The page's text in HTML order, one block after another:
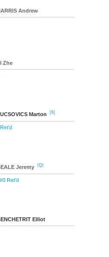
Andrew
Zhe
Marton [6]
Jeremy (Q)
0 Ret'd
Elliot